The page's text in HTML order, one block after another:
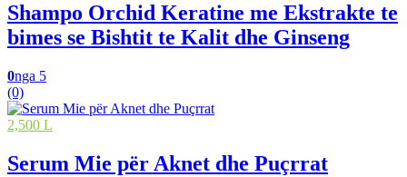
Shampo Orchid Keratine me Ekstrakte te
bimes se Bishtit te Kalit dhe Ginseng
0nga 5
(0)
2,500 L
Serum Mie për Aknet dhe Puçrrat